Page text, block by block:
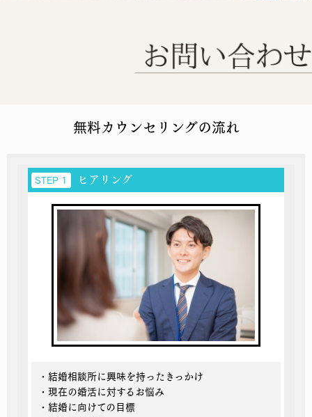
無料カウンセリングの流れ
STEP 1 ヒアリング
・結婚相談所に興味を持ったきっかけ
・現在の婚活に対するお悩み
・結婚に向けての目標